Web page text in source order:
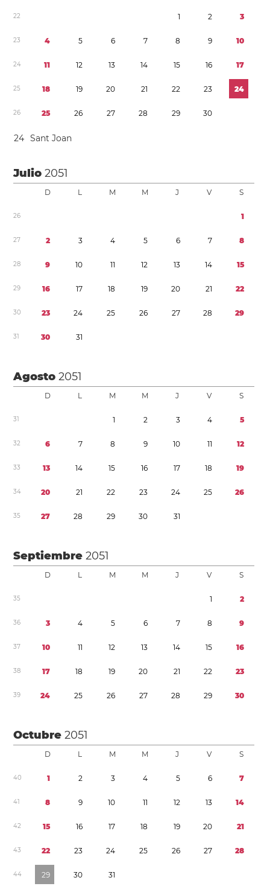
22 1 2 3
23 4 5 6 7 8 9 10
24 11 12 13 14 15 16 17
25 18 19 20 21 22 23 24
26 25 26 27 28 29 30
24 Sant Joan
Julio2051
D L M M J V S
26 1
27 2 3 4 5 6 7 8
28 9 10 11 12 13 14 15
29 16 17 18 19 20 21 22
30 23 24 25 26 27 28 29
31 30 31
Agosto2051
D L M M J V S
31 1 2 3 4 5
32 6 7 8 9 10 11 12
33 13 14 15 16 17 18 19
34 20 21 22 23 24 25 26
35 27 28 29 30 31
Septiembre2051
D L M M J V S
35 1 2
36 3 4 5 6 7 8 9
37 10 11 12 13 14 15 16
38 17 18 19 20 21 22 23
39 24 25 26 27 28 29 30
Octubre2051
D L M M J V S
40 1 2 3 4 5 6 7
41 8 9 10 11 12 13 14
42 15 16 17 18 19 20 21
43 22 23 24 25 26 27 28
44 29 30 31